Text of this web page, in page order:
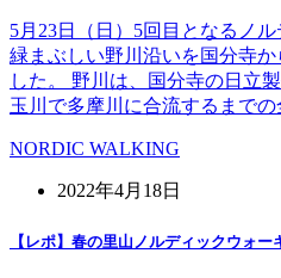
5月23日（日）5回目となるノ
緑まぶしい野川沿いを国分寺か
した。 野川は、国分寺の日立
玉川で多摩川に合流するまで
NORDIC WALKING
2022年4月18日
【レポ】春の里山ノルディックウォ